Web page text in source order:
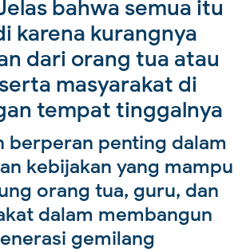
bahwa semua itu
karena kurangnya
dari orang tua atau
masyarakat di
tempat tinggalnya
berperan penting dalam
kebijakan yang mampu
orang tua, guru, dan
dalam membangun
gemilang